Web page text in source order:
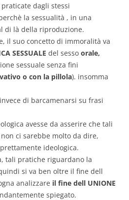
dagli stessi
la sessualità , in una
di là della riproduzione.
il suo concetto di immoralità va
SESSUALE del sesso orale,
sessuale senza fini
o con la pillola). insomma
di barcamenarsi su frasi
avesse da asserire che tali
ci sarebbe molto da dire,
ideologica.
tali pratiche riguardano la
si va ben oltre il fine dell
analizzare il fine dell UNIONE
spiegato.